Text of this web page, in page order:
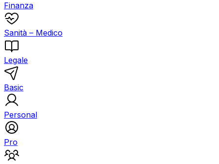
Finanza
Sanità – Medico
Legale
Basic
Personal
Pro